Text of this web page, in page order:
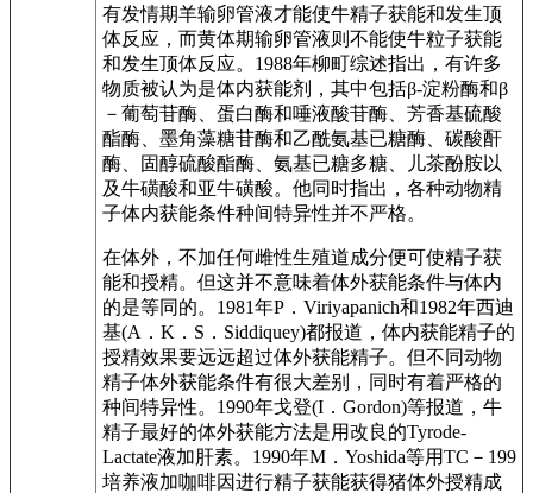
有发情期羊输卵管液才能使牛精子获能和发生顶
体反应，而黄体期输卵管液则不能使牛粒子获能
和发生顶体反应。1988年柳町综述指出，有许多
物质被认为是体内获能剂，其中包括β-淀粉酶和β
－葡萄苷酶、蛋白酶和唾液酸苷酶、芳香基硫酸
酯酶、墨角藻糖苷酶和乙酰氨基已糖酶、碳酸酐
酶、固醇硫酸酯酶、氨基已糖多糖、儿茶酚胺以
及牛磺酸和亚牛磺酸。他同时指出，各种动物精
子体内获能条件种间特异性并不严格。
在体外，不加任何雌性生殖道成分便可使精子获
能和授精。但这并不意味着体外获能条件与体内
的是等同的。1981年P．Viriyapanich和1982年西迪
基(A．K．S．Siddiquey)都报道，体内获能精子的
授精效果要远远超过体外获能精子。但不同动物
精子体外获能条件有很大差别，同时有着严格的
种间特异性。1990年戈登(I．Gordon)等报道，牛
精子最好的体外获能方法是用改良的Tyrode-
Lactate液加肝素。1990年M．Yoshida等用TC－199
培养液加咖啡因进行精子获能获得猪体外授精成